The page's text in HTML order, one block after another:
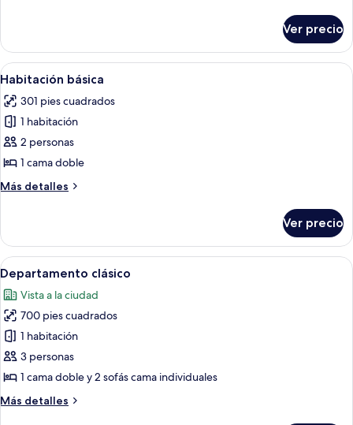
económica
Ver precio
Abrir
todas
las
fotos
de
Habitación
básica
Un dormitorio con cama, mesita de
10
Habitación básica
301 pies cuadrados
1 habitación
2 personas
1 cama doble
Más detalles
Más
básica
Ver precio
Abrir
todas
las
fotos
de
Departamento
clásico
Una cama bien hecha con un cojín
19
Departamento clásico
Vista a la ciudad
700 pies cuadrados
1 habitación
3 personas
1 cama doble y 2 sofás cama individuales
Más detalles
Más